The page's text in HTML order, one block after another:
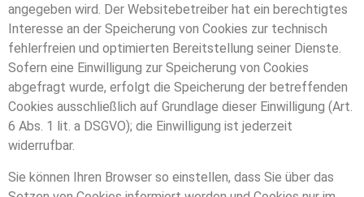
angegeben wird. Der Websitebetreiber hat ein berechtigtes
Interesse an der Speicherung von Cookies zur technisch
fehlerfreien und optimierten Bereitstellung seiner Dienste.
Sofern eine Einwilligung zur Speicherung von Cookies
abgefragt wurde, erfolgt die Speicherung der betreffenden
Cookies ausschließlich auf Grundlage dieser Einwilligung (Art.
6 Abs. 1 lit. a DSGVO); die Einwilligung ist jederzeit
widerrufbar.
Sie können Ihren Browser so einstellen, dass Sie über das